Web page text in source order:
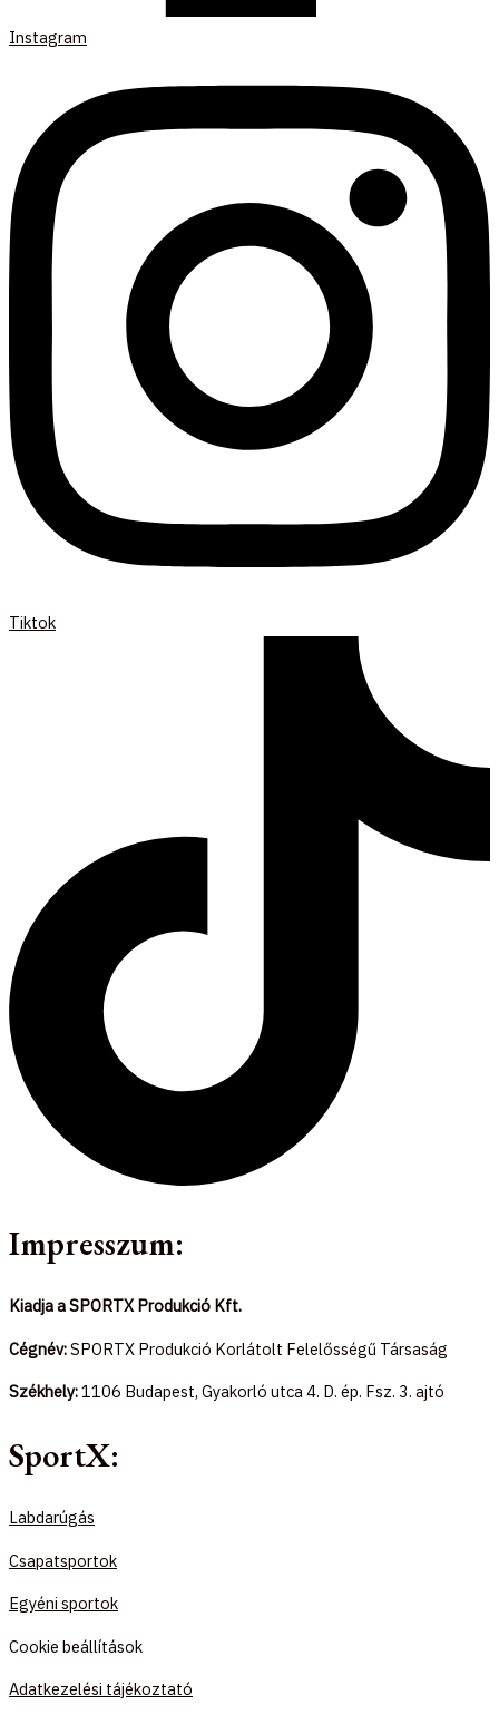
Instagram
Tiktok
Impresszum:
Kiadja a SPORTX Produkció Kft.
Cégnév:SPORTX Produkció Korlátolt Felelősségű Társaság
Székhely:1106 Budapest, Gyakorló utca 4. D. ép. Fsz. 3. ajtó
SportX:
Labdarúgás
Csapatsportok
Egyéni sportok
Cookie beállítások
Adatkezelési tájékoztató